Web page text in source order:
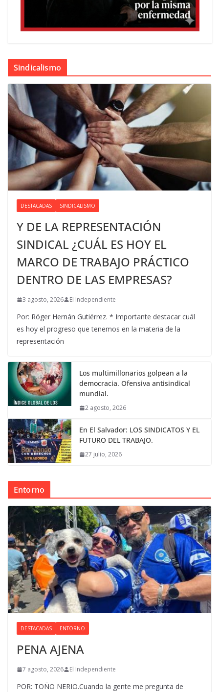
Sindicalismo
DESTACADAS SINDICALISMO
Y DE LA REPRESENTACIÓN
SINDICAL ¿CUÁL ES HOY EL
MARCO DE TRABAJO PRÁCTICO
DENTRO DE LAS EMPRESAS?
3 agosto, 2026 El Independiente
Por: Róger Hernán Gutiérrez. * Importante destacar cuál
es hoy el progreso que tenemos en la materia de la
representación
Los multimillonarios golpean a la
democracia. Ofensiva antisindical
mundial.
2 agosto, 2026
En El Salvador: LOS SINDICATOS Y EL
FUTURO DEL TRABAJO.
27 julio, 2026
Entorno
DESTACADAS ENTORNO
PENA AJENA
7 agosto, 2026 El Independiente
POR: TOÑO NERIO.Cuando la gente me pregunta de